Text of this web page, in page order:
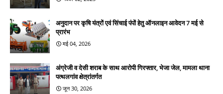
अनुदान पर कृषि यंत्रों एवं सिंचाई पंपों हेतु ऑनलाइन आवेदन 7 मई से
प्रारंभ
मई 04, 2026
अंग्रेजी व देसी शराब के साथ आरोपी गिरफ्तार, भेजा जेल, मामला थाना
पत्थलगांव क्षेत्रांतर्गत
जून 30, 2026